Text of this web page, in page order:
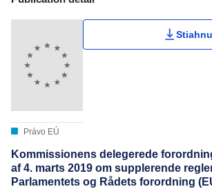
Právo EÚ
Kommissionens delegerede
af 4. marts 2019 om supplerende
Parlamentets og Rådets forordning